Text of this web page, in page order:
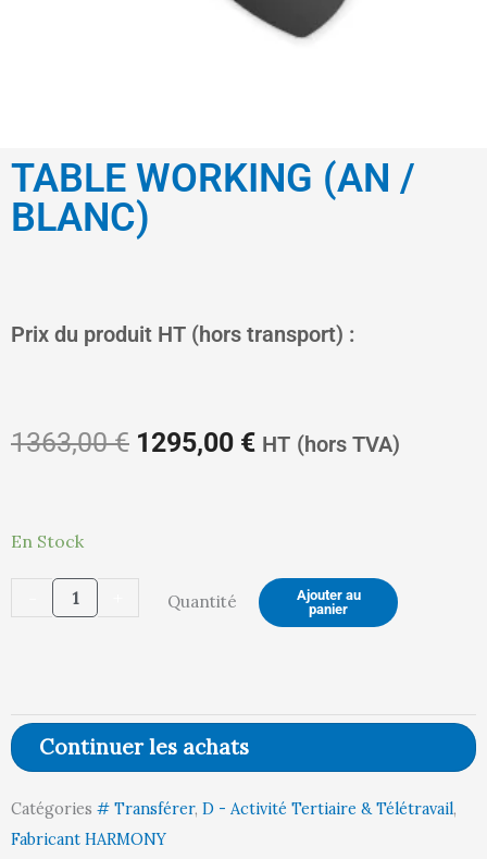
TABLE WORKING (AN /
BLANC)
Prix du produit HT (hors transport) :
1363,00€
Le
prix
1363,00 €.
1295,00 €
Le
prix
1295,00 €.
HT (hors TVA)
En Stock
quantité
BLANC)
Quantité
Ajouter au
panier
Continuer les achats
Catégories # Transférer, D - Activité Tertiaire & Télétravail,
Fabricant HARMONY